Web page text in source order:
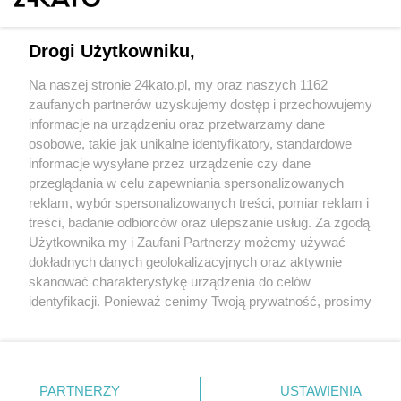
Wydawca mediów lokalnych
Nie zapomnij
zapoznać się z:
polityką prywatności regulamin korzystania z portali
Twojemiasto
Piekary Śląskie
Chorzów
Tarnowskie Góry
Gliwice
Skontaktuj sięz nami
Kontakt
Wydawca
Redakcja
Drogi Użytkowniku,
Na naszej stronie 24kato.pl, my oraz naszych 1162
zaufanych partnerów uzyskujemy dostęp i przechowujemy
informacje na urządzeniu oraz przetwarzamy dane
osobowe, takie jak unikalne identyfikatory, standardowe
informacje wysyłane przez urządzenie czy dane
przeglądania w celu zapewniania spersonalizowanych
reklam, wybór spersonalizowanych treści, pomiar reklam i
treści, badanie odbiorców oraz ulepszanie usług. Za zgodą
Użytkownika my i Zaufani Partnerzy możemy używać
dokładnych danych geolokalizacyjnych oraz aktywnie
skanować charakterystykę urządzenia do celów
identyfikacji. Ponieważ cenimy Twoją prywatność, prosimy
prywatności znajdujący się w lewym dolnym rogu strony
PARTNERZY USTAWIENIA